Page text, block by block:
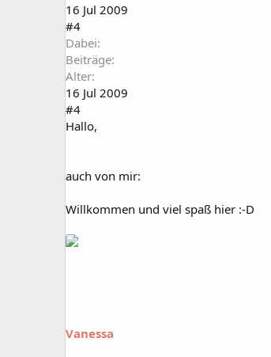
16 Jul 2009
#4
Dabei
Beiträge
Alter
16 Jul 2009
#4
Hallo,
auch von mir:
Willkommen und viel spaß hier :-D
Vanessa